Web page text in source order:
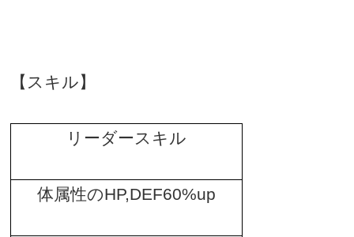
【スキル】
リーダースキル
体属性のHP,DEF60%up